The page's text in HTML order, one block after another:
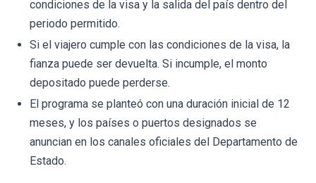
condiciones de la visa y la salida del país dentro del
periodo permitido.
Si el viajero cumple con las condiciones de la visa, la
fianza puede ser devuelta. Si incumple, el monto
depositado puede perderse.
El programa se planteó con una duración inicial de 12
meses, y los países o puertos designados se
anuncian en los canales oficiales del Departamento de
Estado.